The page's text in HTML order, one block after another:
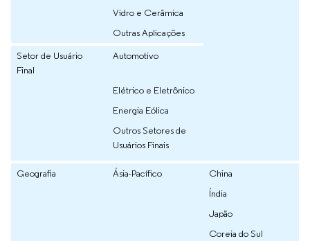
Vidro e Cerâmica
Outras Aplicações
Setor de Usuário
Final
Automotivo
Elétrico e Eletrônico
Energia Eólica
Outros Setores de
Usuários Finais
Geografia Ásia-Pacífico
China
Índia
Japão
Coreia do Sul